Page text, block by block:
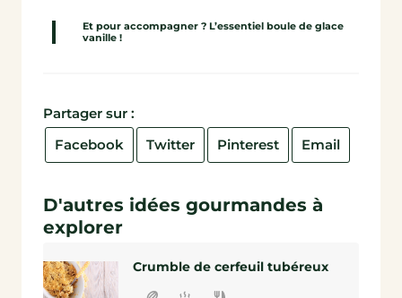
Et pour accompagner ? L’essentiel boule de glace
vanille !
Partager sur :
Facebook
Twitter Pinterest Email
D'autres idées gourmandes à
explorer
Crumble de cerfeuil tubéreux